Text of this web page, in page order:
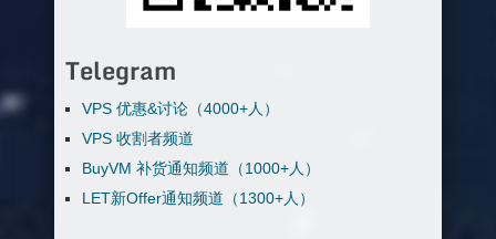
Telegram
VPS 优惠&讨论（4000+人）
VPS 收割者频道
BuyVM 补货通知频道（1000+人）
LET新Offer通知频道（1300+人）